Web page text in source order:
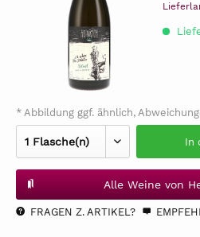
* Abbildung ggf. ähnlich,
In
Alle Weine von
FRAGEN Z. ARTIKEL?